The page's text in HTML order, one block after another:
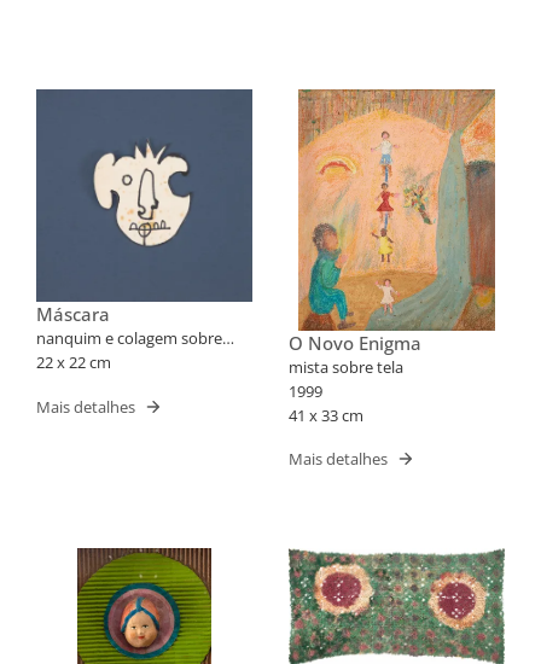
Máscara
nanquim e colagem sobre
papel
22 x 22 cm
Mais detalhes
O Novo Enigma
mista sobre tela
1999
41 x 33 cm
Mais detalhes